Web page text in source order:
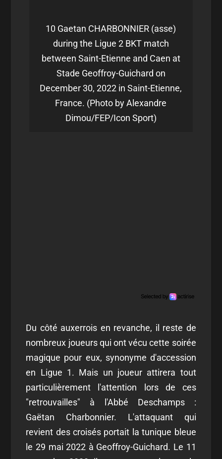
10 Gaetan CHARBONNIER (asse)
during the Ligue 2 BKT match
between Saint-Etienne and Caen at
Stade Geoffroy-Guichard on
December 30, 2022 in Saint-Etienne,
France. (Photo by Alexandre
Dimou/FEP/Icon Sport)
Du côté auxerrois en revanche, il reste de
nombreux joueurs qui ont vécu cette soirée
magique pour eux, synonyme d'accession
en Ligue 1. Mais un joueur attirera tout
particulièrement l'attention lors de ces
"retrouvailles" à l'Abbé Deschamps :
Gaëtan Charbonnier. L'attaquant qui
revient des croisés portait la tunique bleue
le 29 mai 2022 à Geoffroy-Guichard. Le 11